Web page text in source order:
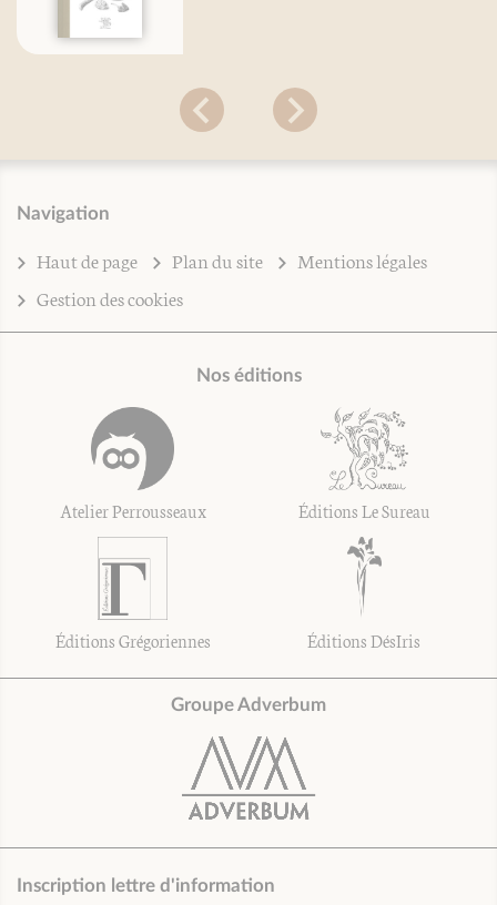
Navigation
Haut de page Plan du site
Mentions légales
Gestion des cookies
Nos éditions
Atelier Perrousseaux Éditions Le Sureau
Éditions Grégoriennes Éditions DésIris
Groupe Adverbum
Inscription lettre d'information